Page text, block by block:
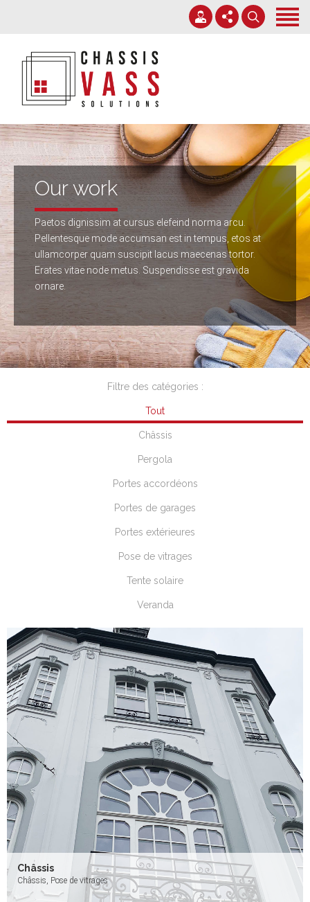
Nos chantiers
Expertise
Contact
+32 71 38 38 70
Du lundi au vendredi de 7h00 à 18h00
Our work
Paetos dignissim at cursus elefeind norma arcu.
Pellentesque mode accumsan est in tempus, etos at
ullamcorper quam suscipit lacus maecenas tortor.
Erates vitae node metus. Suspendisse est gravida
ornare.
Filtre des catégories :
Tout
Châssis
Pergola
Portes accordéons
Portes de garages
Portes extérieures
Pose de vitrages
Tente solaire
Veranda
Châssis
Châssis, Pose de vitrages